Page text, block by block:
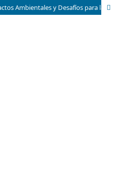
Plasticultura en México: Impactos Ambientales y Desafíos para la Sostenibilidad